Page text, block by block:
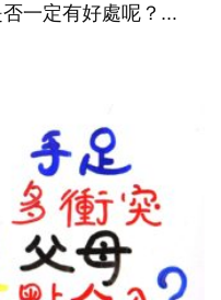
一定有好處呢？...